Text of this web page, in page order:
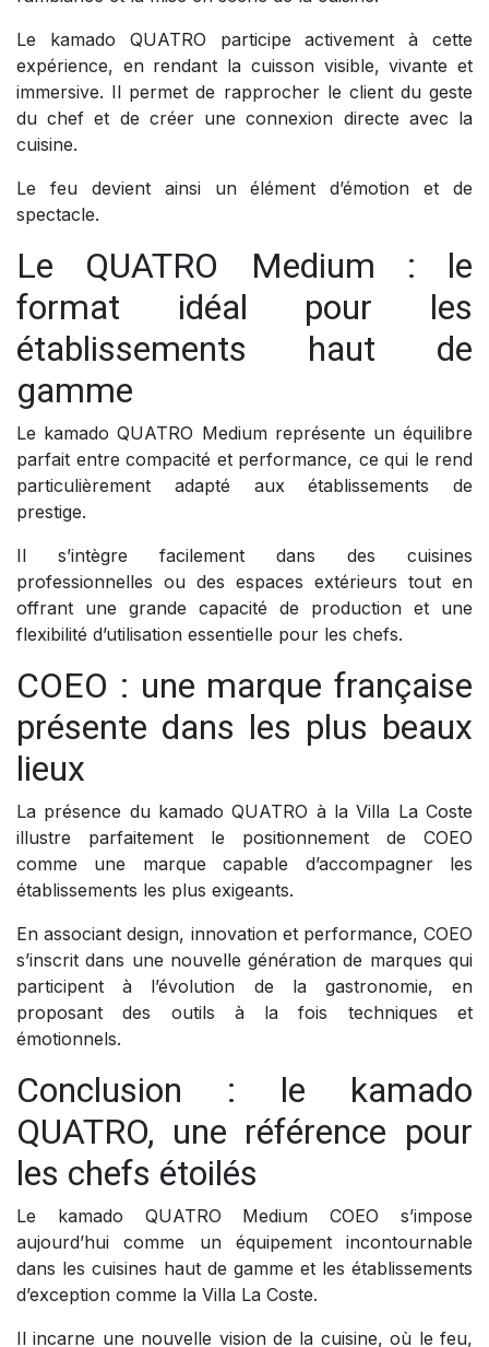
Le kamado QUATRO participe activement à cette
expérience, en rendant la cuisson visible, vivante et
immersive. Il permet de rapprocher le client du geste
du chef et de créer une connexion directe avec la
cuisine.
Le feu devient ainsi un élément d’émotion et de
spectacle.
Le QUATRO Medium : le
format idéal pour les
établissements haut de
gamme
Le kamado QUATRO Medium représente un équilibre
parfait entre compacité et performance, ce qui le rend
particulièrement adapté aux établissements de
prestige.
Il s’intègre facilement dans des cuisines
professionnelles ou des espaces extérieurs tout en
offrant une grande capacité de production et une
flexibilité d’utilisation essentielle pour les chefs.
COEO : une marque française
présente dans les plus beaux
lieux
La présence du kamado QUATRO à la Villa La Coste
illustre parfaitement le positionnement de COEO
comme une marque capable d’accompagner les
établissements les plus exigeants.
En associant design, innovation et performance, COEO
s’inscrit dans une nouvelle génération de marques qui
participent à l’évolution de la gastronomie, en
proposant des outils à la fois techniques et
émotionnels.
Conclusion : le kamado
QUATRO, une référence pour
les chefs étoilés
Le kamado QUATRO Medium COEO s’impose
aujourd’hui comme un équipement incontournable
dans les cuisines haut de gamme et les établissements
d’exception comme la Villa La Coste.
Il incarne une nouvelle vision de la cuisine, où le feu,